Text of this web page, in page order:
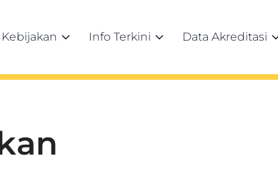
Kebijakan Info Terkini Data Akreditasi